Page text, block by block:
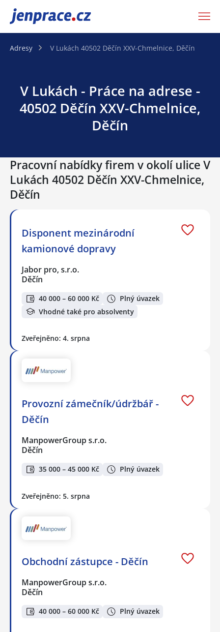
JenPráce.cz
Adresy V Lukách 40502 Děčín XXV-Chmelnice, Děčín
V Lukách - Práce na adrese -
40502 Děčín XXV-Chmelnice,
Děčín
Pracovní nabídky firem v okolí ulice V
Lukách 40502 Děčín XXV-Chmelnice,
Děčín
Disponent mezinárodní
kamionové dopravy
Jabor pro, s.r.o.
Děčín
40 000 – 60 000 Kč
Plný úvazek
Vhodné také pro absolventy
Zveřejněno: 4. srpna
Provozní zámečník/údržbář -
Děčín
ManpowerGroup s.r.o.
Děčín
35 000 – 45 000 Kč Plný úvazek
Zveřejněno: 5. srpna
Obchodní zástupce - Děčín
ManpowerGroup s.r.o.
Děčín
40 000 – 60 000 Kč Plný úvazek